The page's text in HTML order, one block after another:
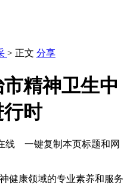
> 正文 分享
精神卫生中
时
线 一键复制本页标题和网
健康领域的专业素养和服务